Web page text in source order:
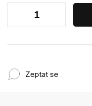
Zeptat se